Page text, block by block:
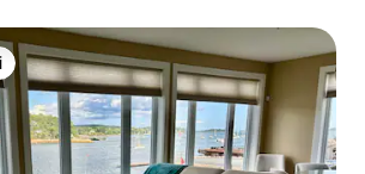
s oznakom „Odabrali gosti”